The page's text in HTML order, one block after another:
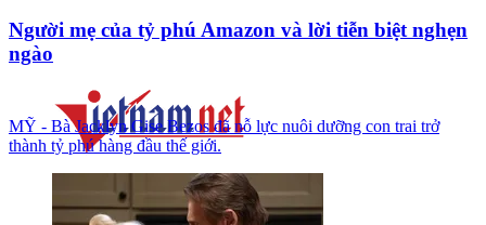
Người mẹ của tỷ phú Amazon và lời tiễn biệt nghẹn
ngào
MỸ - Bà Jacklyn Gise Bezos đã nỗ lực nuôi dưỡng con trai trở
thành tỷ phú hàng đầu thế giới.